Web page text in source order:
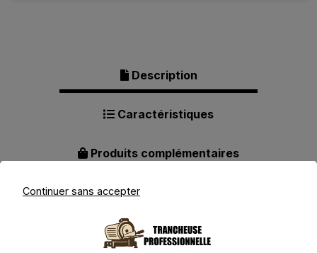
Description
Caractéristiques
Produits complémentaires
Description pour Ritter Solida 4 -
Continuer sans accepter